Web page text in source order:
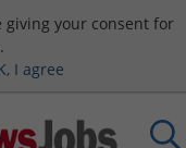
giving your consent for
I agree